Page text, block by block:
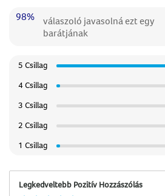
98%
válaszoló javasolná ezt egy
barátjának
5 Csillag
4 Csillag
3 Csillag
2 Csillag
1 Csillag
Legkedveltebb Pozitív Hozzászólás